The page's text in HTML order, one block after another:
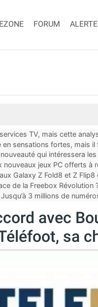
FORUM
TV, mais cette
sensations fortes, mais il
qui intéressera
jeux PC offerts à
Galaxy Z Fold8 et Z Flip8
de la Freebox Révolution
3 millions de
avec
sa